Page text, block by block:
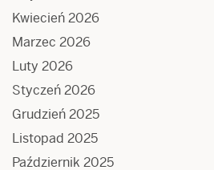
Kwiecień 2026
Marzec 2026
Luty 2026
Styczeń 2026
Grudzień 2025
Listopad 2025
Październik 2025